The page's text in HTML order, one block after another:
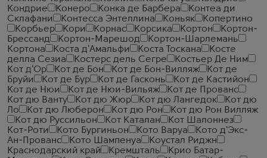
Кондрие
Конеро Конка де Барбера
Контеа ди
Склафани
Контесса Энтеллина Коньяк
Копертино
Корбьер
Кори Корнас Корсика Кортон
Кортон-
Брессанд
Кортон-Марешод
Кортон-Шарлемань
Кортона
Коста д'Амальфи Коста Тоскана
Косте
делла Сезиа
Костерс дель Сегре
Костьер Де Ним
Кот д'Ор
Кот де Бон Кот де Бон-Вилляж
Кот де
Бруйи
Кот де Бур Кот де Гасконь
Кот де Кастийон
Кот де Нюи
Кот де Нюи-Вильяж
Кот де Прованс
Кот дю Ванту
Кот дю Жюр Кот дю Лангедок
Кот дю
Ло
Кот дю Люберон Кот дю Рон
Кот дю Рон Вилляж
Кот дю Руссильон
Кот Каталан
Кот Шалоннез
Кот-Роти
Кото Бургиньон Кото Варуа
Кото д'Экс-
Ан-Прованс
Кото Шампенуа
Коустал Риджн
Краснодарский край
Кремшталь
Крио Батар-